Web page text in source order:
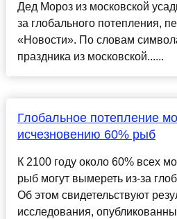
Дед Мороз из московской
за глобального потепления,
«Новости». По словам
праздника из московской......
Глобальное потепление
исчезновению 60% рыб
К 2100 году около 60% всех
рыб могут вымереть из-за
Об этом свидетельствуют
исследования,